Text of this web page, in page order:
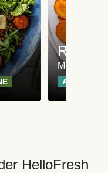
Moins de
AU MOINS
HelloFresh